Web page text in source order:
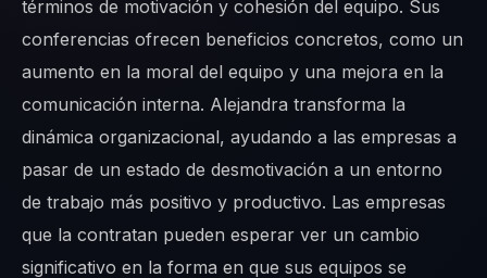
términos de motivación y cohesión del equipo. Sus
conferencias ofrecen beneficios concretos, como un
aumento en la moral del equipo y una mejora en la
comunicación interna. Alejandra transforma la
dinámica organizacional, ayudando a las empresas a
pasar de un estado de desmotivación a un entorno
de trabajo más positivo y productivo. Las empresas
que la contratan pueden esperar ver un cambio
significativo en la forma en que sus equipos se